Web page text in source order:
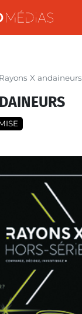
Rayons X andaineurs